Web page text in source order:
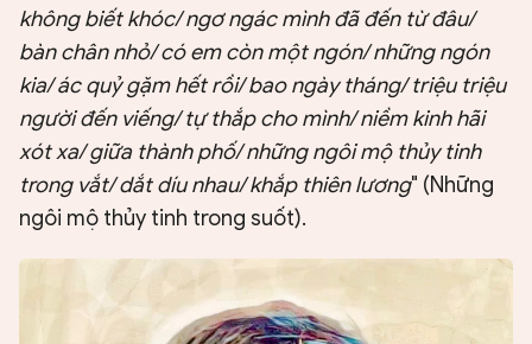
không biết khóc/ ngơ ngác mình đã đến từ đâu/
bàn chân nhỏ/ có em còn một ngón/ những ngón
kia/ ác quỷ gặm hết rồi/ bao ngày tháng/ triệu triệu
người đến viếng/ tự thắp cho mình/ niềm kinh hãi
xót xa/ giữa thành phố/ những ngôi mộ thủy tinh
trong vắt/ dắt díu nhau/ khắp thiên lương" (Những
ngôi mộ thủy tinh trong suốt).